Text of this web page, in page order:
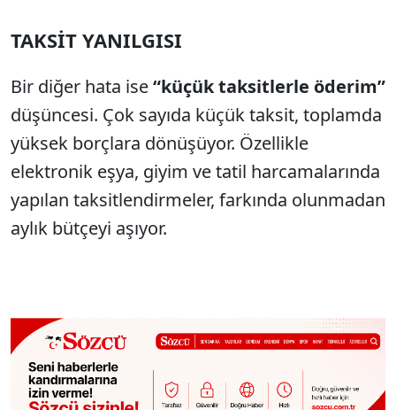
TAKSİT YANILGISI
Bir diğer hata ise“küçük taksitlerle öderim”
düşüncesi. Çok sayıda küçük taksit, toplamda
yüksek borçlara dönüşüyor. Özellikle
elektronik eşya, giyim ve tatil harcamalarında
yapılan taksitlendirmeler, farkında olunmadan
aylık bütçeyi aşıyor.